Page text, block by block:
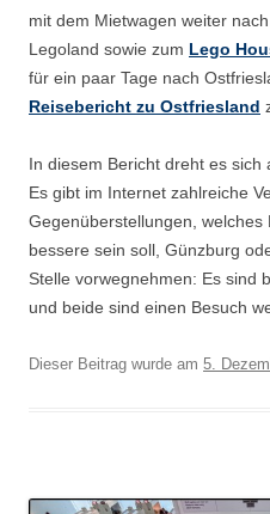
mit dem Mietwagen weiter
Legoland sowie zum Lego
für ein paar Tage nach
Reisebericht zu Ostfriesland
In diesem Bericht dreht es sich
Es gibt im Internet zahlreiche
Gegenüberstellungen,
bessere sein soll, Günzburg
Stelle vorwegnehmen: Es sind
und beide sind einen Besuch
Dieser Beitrag wurde am 5.